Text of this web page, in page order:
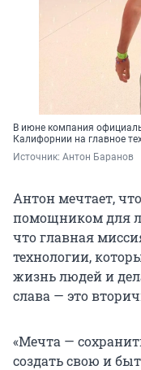
В июне компания
Калифорнии на главное
Источник: Антон Баранов
Антон мечтает,
помощником для
что главная
технологии,
жизнь людей и
слава — это
«Мечта —
создать свою и